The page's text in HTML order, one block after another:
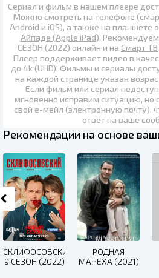
Сериал и фильм в нашем плеере
Можно смотреть на телефоне
Android и iOS), а также на планшете
Айпаде (Apple iPad).
СЕЗОН (2022) онлайн и на Смарт ТВ
Плеер поддерживает видео в
до 4k (UHD). Фильмы и сериалы
на каждой странице указан
Если фильм или сериал
мгновенно исправим ситуацию, но
свой е-мейл (электронную почту),
ответ на ваше
Рекомендации на основе
СКЛИФОСОВСКИЙ
9 СЕЗОН (2022)
РОДНАЯ
МАЧЕХА (2021)